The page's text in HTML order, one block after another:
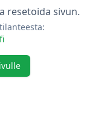
resetoida sivun.